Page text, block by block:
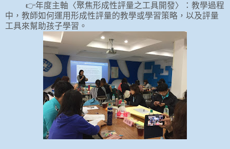
👉年度主軸〈聚焦形成性評量之工具開發〉：教學過程
中，教師如何運用形成性評量的教學或學習策略，以及評量
工具來幫助孩子學習。